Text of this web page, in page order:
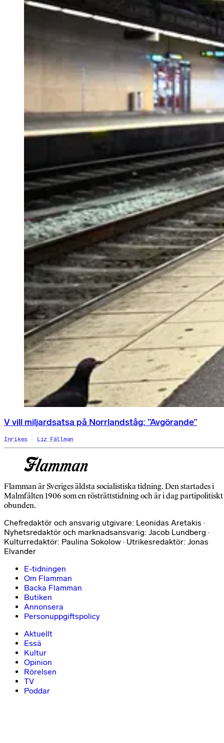
V vill miljardsatsa på Norrlandståg: ”Avgörande”
Inrikes Liz Fällman
Flamman är Sveriges äldsta socialistiska tidning. Den startades i
Malmfälten 1906 som en rösträttstidning och är i dag partipolitiskt
obunden.
Chefredaktör och ansvarig utgivare: Leonidas Aretakis ·
Nyhetsredaktör och marknadsansvarig: Jacob Lundberg ·
Kulturredaktör: Paulina Sokolow · Utrikesredaktör: Jonas
Elvander
E-tidningen
Om Flamman
Backa Flamman
Butiken
Annonsera
Personuppgiftspolicy
Aktuellt
Essä
Kultur
Opinion
Rörelsen
TV
Poddar